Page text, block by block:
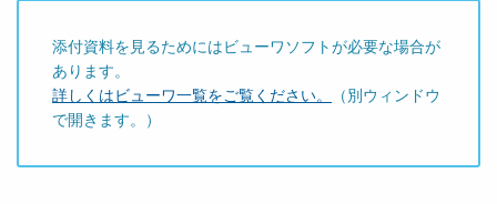
添付資料を見るためにはビューワソフトが必要な場合が
あります。
詳しくはビューワ一覧をご覧ください。
（別ウィンドウ
で開きます。）